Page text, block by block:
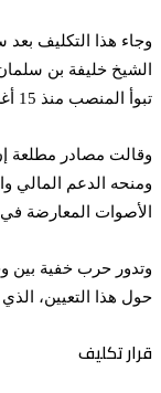
وجاء هذا التكليف بعد
الشيخ خليفة بن
تبوأ المنصب منذ 15 أغسطس/آب 1971.
وقالت مصادر مطلعة
ومنحه الدعم المالي
الأصوات المعارضة في
وتدور حرب خفية بين
حول هذا التعيين،
قرار تكليف